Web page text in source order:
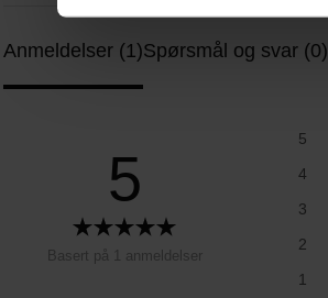
Anmeldelser (1)Spørsmål og svar (0)
5
Basert på 1 anmeldelser
5
4
3
2
1